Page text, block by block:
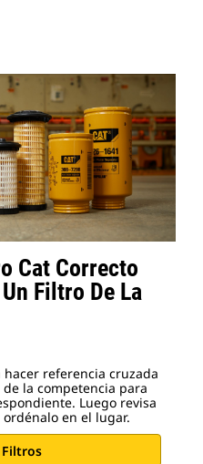
Cat Correcto
Filtro De La
referencia cruzada
la competencia para
Luego revisa
en el lugar.
Filtros